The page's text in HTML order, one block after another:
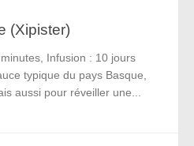
(Xipister)
Infusion : 10 jours
typique du pays Basque,
aussi pour réveiller une...